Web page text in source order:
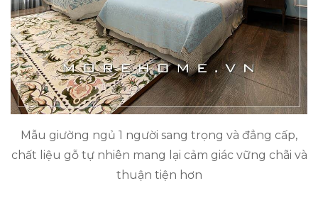
Mẫu giường ngủ 1 người sang trọng và đẳng cấp,
chất liệu gỗ tự nhiên mang lại cảm giác vững chãi và
thuận tiện hơn